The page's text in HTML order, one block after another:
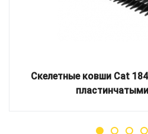
Скелетные ковши Cat